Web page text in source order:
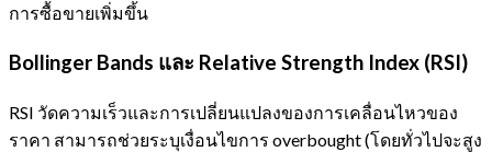
การซื้อขายเพิ่มขึ้น
Bollinger Bands และ Relative Strength Index (RSI)
RSI วัดความเร็วและการเปลี่ยนแปลงของการเคลื่อนไหวของ
ราคา สามารถช่วยระบุเงื่อนไขการ overbought (โดยทั่วไปจะสูง